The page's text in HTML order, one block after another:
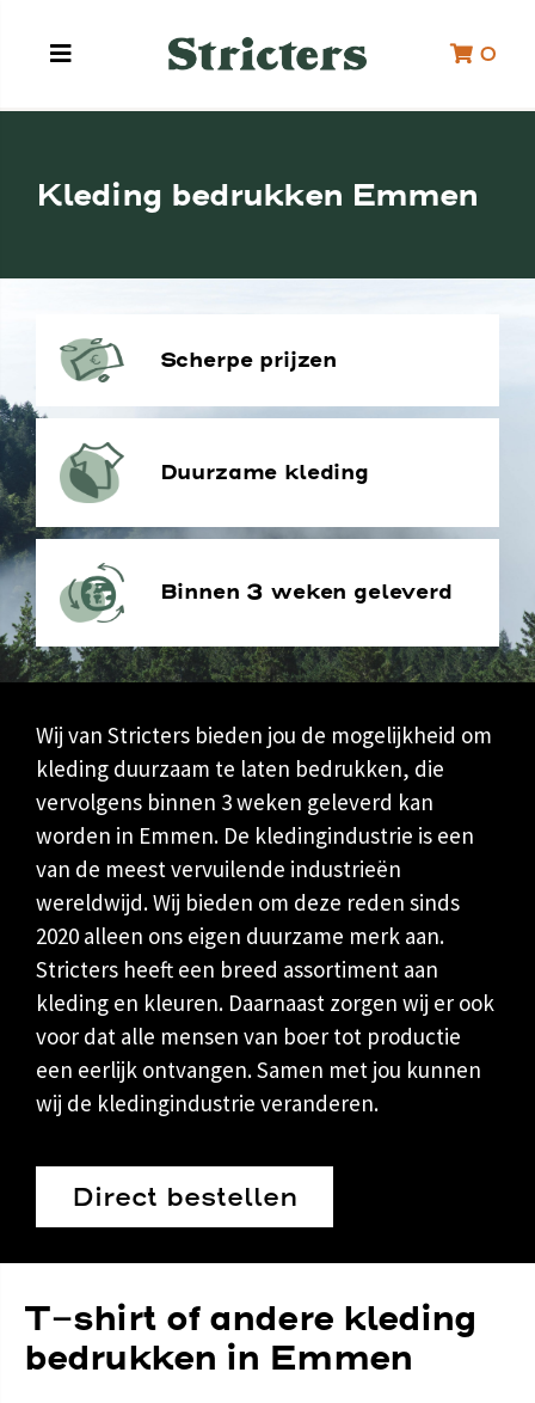
0
Kleding bedrukken Emmen
Wij van Stricters bieden jou de mogelijkheid om
kleding duurzaam te laten bedrukken, die
vervolgens binnen 3 weken geleverd kan
worden in Emmen. De kledingindustrie is een
van de meest vervuilende industrieën
wereldwijd. Wij bieden om deze reden sinds
2020 alleen ons eigen duurzame merk aan.
Stricters heeft een breed assortiment aan
kleding en kleuren. Daarnaast zorgen wij er ook
voor dat alle mensen van boer tot productie
een eerlijk ontvangen. Samen met jou kunnen
wij de kledingindustrie veranderen.
Direct bestellen
Scherpe prijzen
Duurzame kleding
Binnen 3 weken geleverd
T-shirt of andere kleding
bedrukken in Emmen